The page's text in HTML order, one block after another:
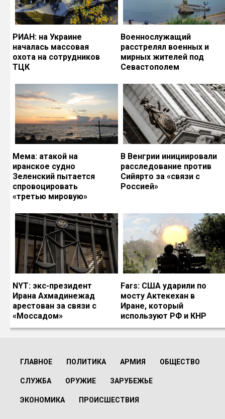
РИАН: на Украине
началась массовая
охота на сотрудников
ТЦК
Военнослужащий
расстрелял военных и
мирных жителей под
Севастополем
Мема: атакой на
иранское судно
Зеленский пытается
спровоцировать
«третью мировую»
В Венгрии инициировали
расследование против
Сийярто за «связи с
Россией»
NYT: экс-президент
Ирана Ахмадинежад
арестован за связи с
«Моссадом»
Fars: США ударили по
мосту Актекехан в
Иране, который
используют РФ и КНР
ГЛАВНОЕ ПОЛИТИКА АРМИЯ ОБЩЕСТВО
СЛУЖБА ОРУЖИЕ ЗАРУБЕЖЬЕ
ЭКОНОМИКА ПРОИСШЕСТВИЯ